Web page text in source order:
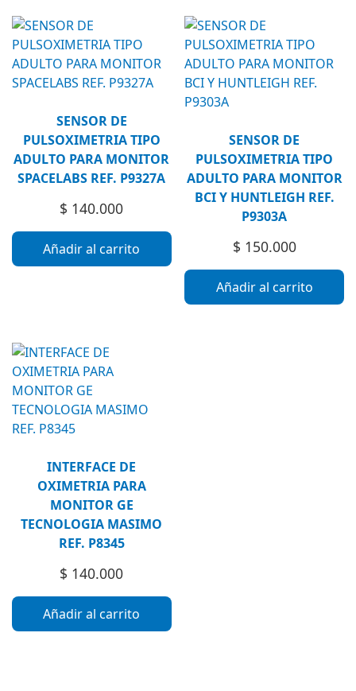
SENSOR DE
PULSOXIMETRIA TIPO
ADULTO PARA MONITOR
SPACELABS REF. P9327A
$ 140.000
Añadir al carrito
SENSOR DE
PULSOXIMETRIA TIPO
ADULTO PARA MONITOR
BCI Y HUNTLEIGH REF.
P9303A
$ 150.000
Añadir al carrito
INTERFACE DE
OXIMETRIA PARA
MONITOR GE
TECNOLOGIA MASIMO
REF. P8345
$ 140.000
Añadir al carrito